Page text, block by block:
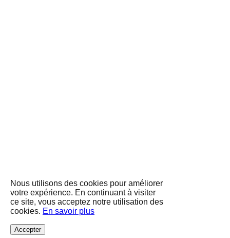
Nous utilisons des cookies pour améliorer
votre expérience. En continuant à visiter
ce site, vous acceptez notre utilisation des
cookies. En savoir plus
Accepter